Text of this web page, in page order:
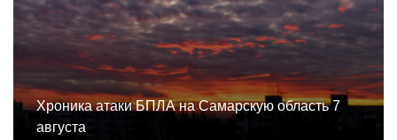
Хроника атаки БПЛА на Самарскую область 7
августа